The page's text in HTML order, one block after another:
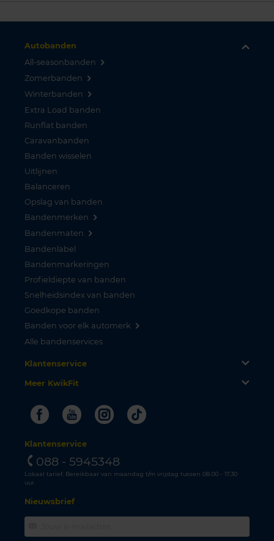
Autobanden
All-seasonbanden
Zomerbanden
Winterbanden
Extra Load banden
Runflat banden
Caravanbanden
Banden wisselen
Uitlijnen
Balanceren
Opslag van banden
Bandenmerken
Bandenmaten
Bandenlabel
Bandenmarkeringen
Profieldiepte van banden
Snelheidsindex van banden
Goedkope banden
Banden voor elk automerk
Alle bandenservices
Klantenservice
Meer KwikFit
FacebookYoutubeInstagram
Tiktok
Klantenservice
088 - 5945348
Lokaal tarief. Bereikbaar van maandag t/m vrijdag tussen 08.00 - 17.30
uur.
Nieuwsbrief